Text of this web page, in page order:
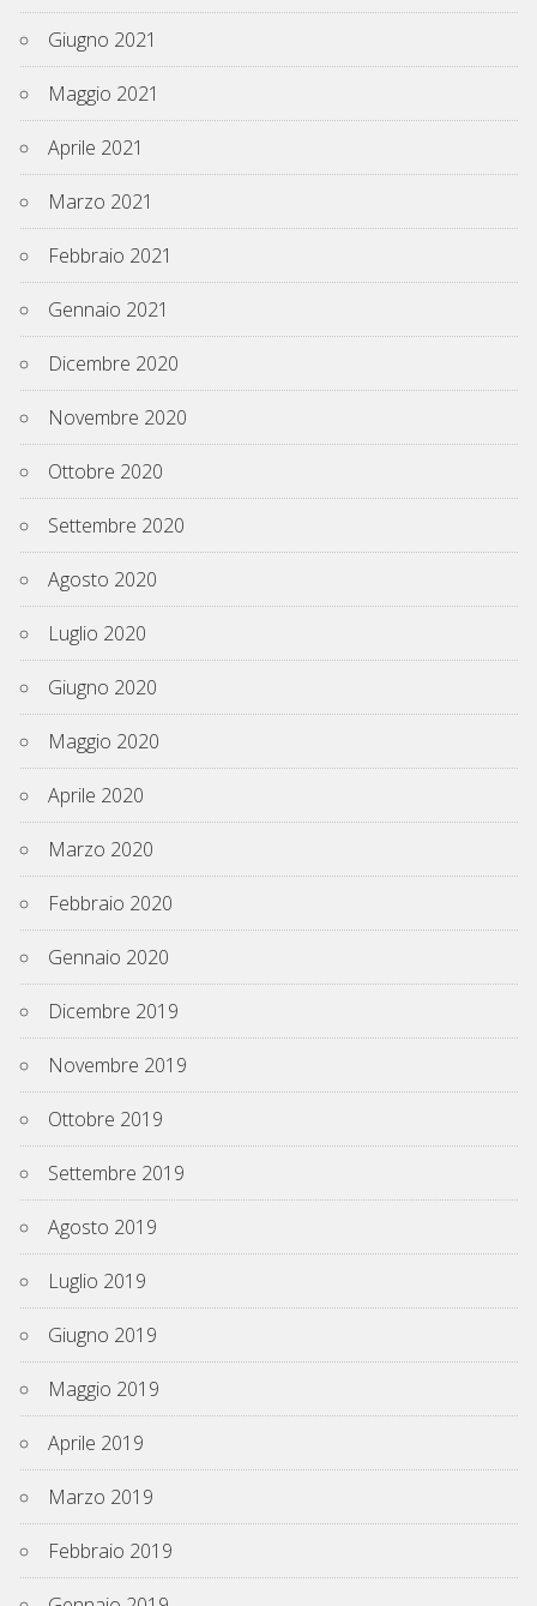
Giugno 2021
Maggio 2021
Aprile 2021
Marzo 2021
Febbraio 2021
Gennaio 2021
Dicembre 2020
Novembre 2020
Ottobre 2020
Settembre 2020
Agosto 2020
Luglio 2020
Giugno 2020
Maggio 2020
Aprile 2020
Marzo 2020
Febbraio 2020
Gennaio 2020
Dicembre 2019
Novembre 2019
Ottobre 2019
Settembre 2019
Agosto 2019
Luglio 2019
Giugno 2019
Maggio 2019
Aprile 2019
Marzo 2019
Febbraio 2019